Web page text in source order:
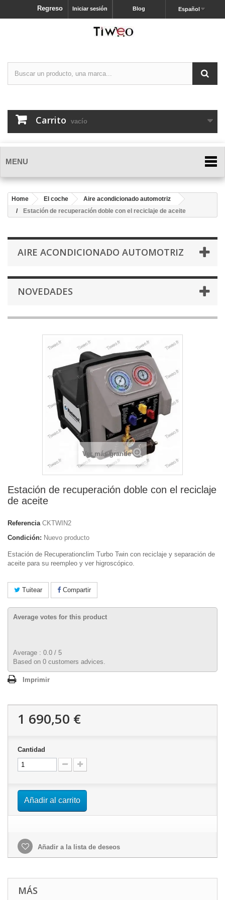
Español
Blog
Iniciar sesión
Regreso
Carrito vacío
MENU
Home El coche
Aire acondicionado automotriz
Estación de recuperación doble con el reciclaje de aceite
AIRE ACONDICIONADO AUTOMOTRIZ
NOVEDADES
Ver más grande
Estación de recuperación doble con el reciclaje
de aceite
Referencia CKTWIN2
Condición: Nuevo producto
Estación de Recuperationclim Turbo Twin con reciclaje y separación de
aceite para su reempleo y ver higroscópico.
Tuitear Compartir
Average votes for this product
Average : 0.0 / 5
Based on 0 customers advices.
Imprimir
1 690,50 €
Cantidad
Añadir al carrito
Añadir a la lista de deseos
MÁS